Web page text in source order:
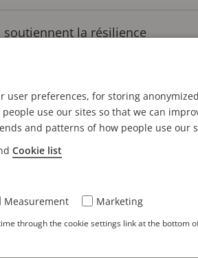
soutiennent la résilience
domaine clé du risque
user preferences, for storing
use our sites so that we can
and patterns of how people use our
Cookie list
Measurement Marketing
through the cookie settings link at the bottom